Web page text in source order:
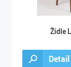
Židle
Detail